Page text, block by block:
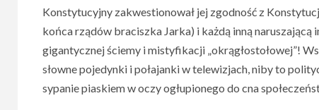
Konstytucyjny zakwestionował jej zgodność z
końca rządów braciszka Jarka) i każdą inną naruszającą
gigantycznej ściemy i mistyfikacji „okrągłostołowej”!
słowne pojedynki i połajanki w telewizjach, niby to
sypanie piaskiem w oczy ogłupionego do cna